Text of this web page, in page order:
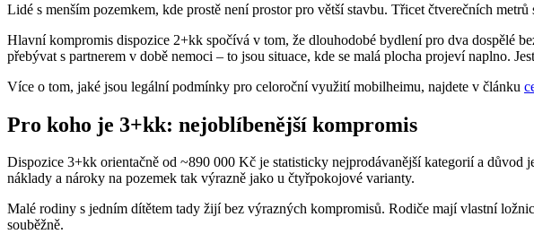
Lidé s menším pozemkem, kde prostě není prostor pro větší stavbu. Třicet čtverečních
Hlavní kompromis dispozice 2+kk spočívá v tom, že dlouhodobé bydlení pro dva dospělé
přebývat s partnerem v době nemoci – to jsou situace, kde se malá plocha projeví naplno.
Více o tom, jaké jsou legální podmínky pro celoroční využití mobilheimu, najdete v článku
Pro koho je 3+kk: nejoblíbenější kompromis
Dispozice 3+kk orientačně od ~890 000 Kč je statisticky nejprodávanější kategorií a
náklady a nároky na pozemek tak výrazně jako u čtyřpokojové varianty.
Malé rodiny s jedním dítětem tady žijí bez výrazných kompromisů. Rodiče mají vlastní
souběžně.